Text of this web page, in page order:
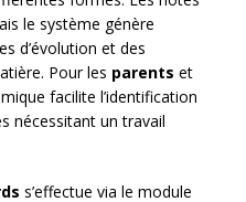
le système génère
d’évolution et des
Pour les parents et
facilite l’identification
nécessitant un travail
s’effectue via le module